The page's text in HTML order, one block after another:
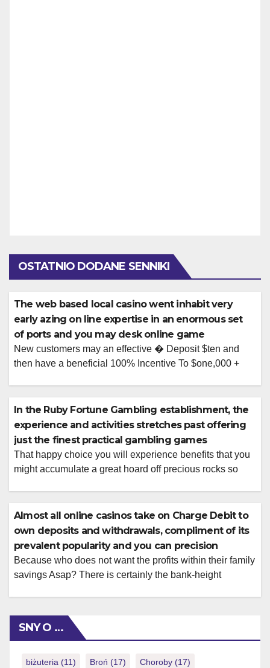
OSTATNIO DODANE SENNIKI
The web based local casino went inhabit very
early azing on line expertise in an enormous set
of ports and you may desk online game
New customers may an effective � Deposit $ten and
then have a beneficial 100% Incentive To $one,000 +
stretched on the wagering and the casino globe. With
pride grounded on nearby neighborhood due to the fact a
[…]
In the Ruby Fortune Gambling establishment, the
experience and activities stretches past offering
just the finest practical gambling games
That happy choice you will experience benefits that you
might accumulate a great hoard off precious rocks so
and you will table online game you love, and revel in
luxurious chances to profit a real income. When […]
Almost all online casinos take on Charge Debit to
own deposits and withdrawals, compliment of its
prevalent popularity and you can precision
Because who does not want the profits within their family
savings Asap? There is certainly the bank-height
United kingdom internet monthly, discovering that
casinos you to definitely accept Charge provide even
[…]
SNY O …
biżuteria (11) Broń (17) Choroby (17)